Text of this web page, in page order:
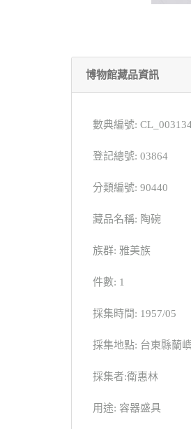
博物館藏品資訊
數典編號:
登記總號: 03864
分類編號: 90440
藏品名稱: 陶碗
族群: 雅美族
件數: 1
採集時間: 1957/05
採集地點: 台東縣蘭
採集者:衛惠林
用途: 容器盛具